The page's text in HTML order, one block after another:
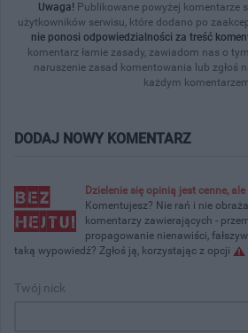
Uwaga! Publikowane powyżej komentarze
użytkowników serwisu, które dodano po
nie ponosi odpowiedzialności za treść
komentarz łamie zasady, zawiadom nas o
naruszenie zasad komentowania lub zgłoś
każdym
DODAJ NOWY KOMENTARZ
Dzielenie się opinią jest cenne,
Komentujesz? Nie rań i nie
komentarzy zawierających -
propagowanie nienawiści,
taką wypowiedź? Zgłoś ją, korzystając z opcji
Twój nick